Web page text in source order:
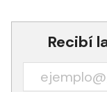
Recibí